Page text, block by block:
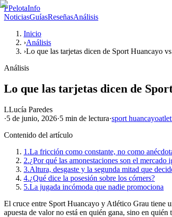
PPelotaInfo
NoticiasGuíasReseñasAnálisis
Inicio
›Análisis
›Lo que las tarjetas dicen de Sport Huancayo
Análisis
Lo que las tarjetas dicen de
LLucía Paredes
·5 de junio, 2026·5 min de lectura·sport huancayo
Contenido del artículo
1.La fricción como constante, no como
2.¿Por qué las amonestaciones son el mercado
3.Altura, desgaste y la segunda mitad que
4.¿Qué dice la posesión sobre los córners?
5.La jugada incómoda que nadie promociona
El cruce entre Sport Huancayo y Atlético Grau tiene
apuesta de valor no está en quién gana, sino en quién